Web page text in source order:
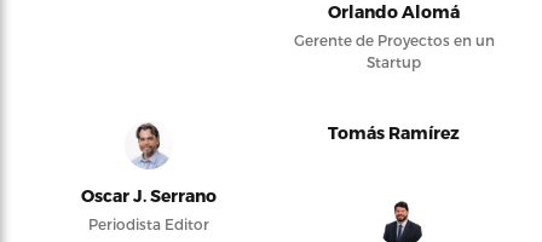
Orlando Alomá
Gerente de Proyectos en un
Startup
Oscar J. Serrano
Periodista Editor
Tomás Ramírez